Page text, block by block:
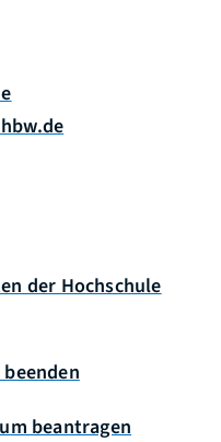
der Hochschule
beantragen